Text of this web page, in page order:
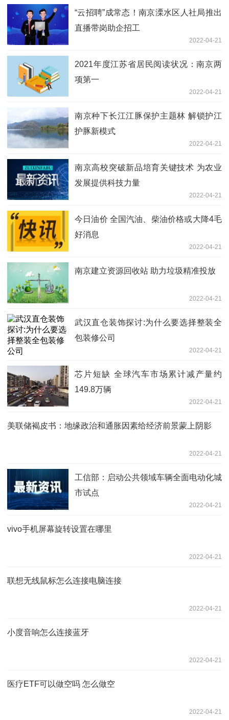
“云招聘”成常态！南京溧水区人社局推出
直播带岗助企招工
2022-04-21
2021年度江苏省居民阅读状况：南京两
项第一
2022-04-21
南京种下长江江豚保护主题林 解锁护江
护豚新模式
2022-04-21
南京高校突破新品培育关键技术 为农业
发展提供科技力量
2022-04-21
今日油价 全国汽油、柴油价格或大降4毛
好消息
2022-04-21
南京建立资源回收站 助力垃圾精准投放
2022-04-21
武汉直仓装饰探讨:为什么要选择整装全
包装修公司
2022-04-21
芯片短缺 全球汽车市场累计减产量约
149.8万辆
2022-04-21
美联储褐皮书：地缘政治和通胀因素给经济前景蒙上阴影
2022-04-21
工信部：启动公共领域车辆全面电动化城
市试点
2022-04-21
vivo手机屏幕旋转设置在哪里
2022-04-21
联想无线鼠标怎么连接电脑连接
2022-04-21
小度音响怎么连接蓝牙
2022-04-21
医疗ETF可以做空吗 怎么做空
2022-04-21